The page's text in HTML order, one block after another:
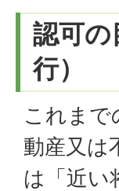
認可の
行）
これまで
動産又は
は「近い